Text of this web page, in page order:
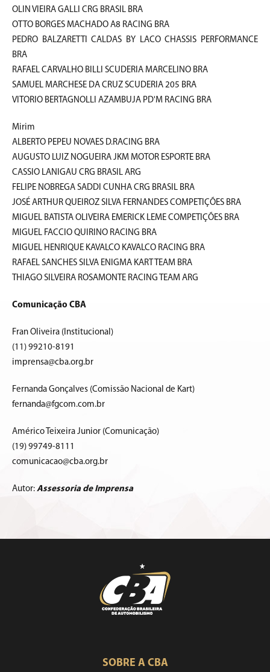
OLIN VIEIRA GALLI CRG BRASIL BRA
OTTO BORGES MACHADO A8 RACING BRA
PEDRO BALZARETTI CALDAS BY LACO CHASSIS PERFORMANCE
BRA
RAFAEL CARVALHO BILLI SCUDERIA MARCELINO BRA
SAMUEL MARCHESE DA CRUZ SCUDERIA 205 BRA
VITORIO BERTAGNOLLI AZAMBUJA PD'M RACING BRA
Mirim
ALBERTO PEPEU NOVAES D.RACING BRA
AUGUSTO LUIZ NOGUEIRA JKM MOTOR ESPORTE BRA
CASSIO LANIGAU CRG BRASIL ARG
FELIPE NOBREGA SADDI CUNHA CRG BRASIL BRA
JOSÉ ARTHUR QUEIROZ SILVA FERNANDES COMPETIÇÕES BRA
MIGUEL BATISTA OLIVEIRA EMERICK LEME COMPETIÇÕES BRA
MIGUEL FACCIO QUIRINO RACING BRA
MIGUEL HENRIQUE KAVALCO KAVALCO RACING BRA
RAFAEL SANCHES SILVA ENIGMA KART TEAM BRA
THIAGO SILVEIRA ROSAMONTE RACING TEAM ARG
Comunicação CBA
Fran Oliveira (Institucional)
(11) 99210-8191
imprensa@cba.org.br
Fernanda Gonçalves (Comissão Nacional de Kart)
fernanda@fgcom.com.br
Américo Teixeira Junior (Comunicação)
(19) 99749-8111
comunicacao@cba.org.br
Autor: Assessoria de Imprensa
SOBRE A CBA